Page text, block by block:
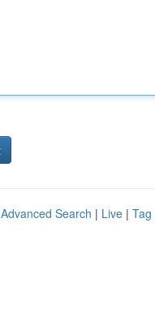
Advanced Search | Live | Tag